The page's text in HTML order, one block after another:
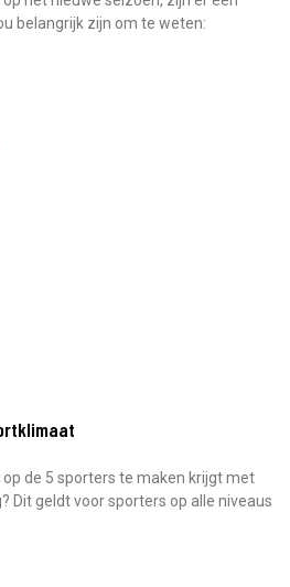
belangrijk zijn om te weten:
op de 5 sporters te maken krijgt met
Dit geldt voor sporters op alle niveaus